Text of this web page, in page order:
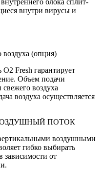
внутри вирусы и
воздуха (опция)
Fresh гарантирует
Объем подачи
свежего воздуха
воздуха осуществляется
ПОТОК
воздушными
гибко выбирать
зависимости от